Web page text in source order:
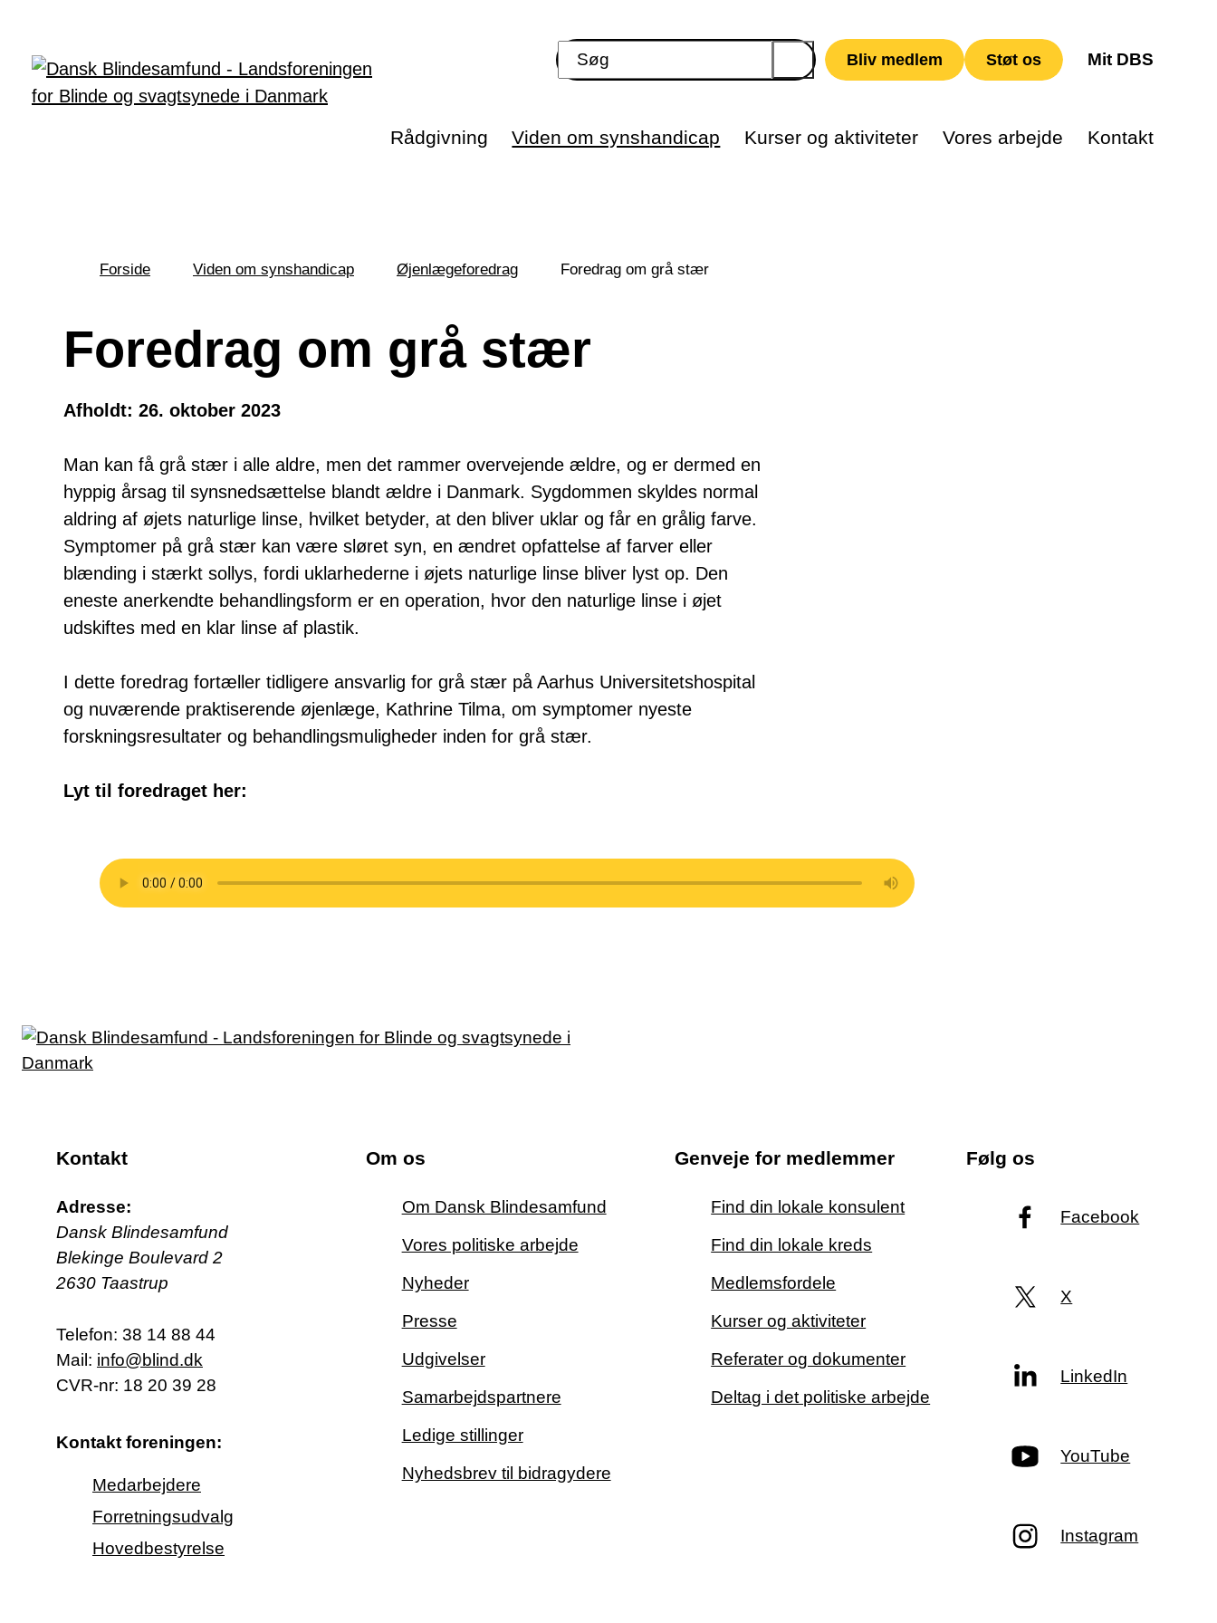
Bliv medlem Støt os Mit DBS
Rådgivning Viden om synshandicap Kurser og aktiviteter Vores arbejde Kontakt
her:
Forside Viden om synshandicap Øjenlægeforedrag Foredrag om grå stær
Foredrag om grå stær
Afholdt: 26. oktober 2023
Man kan få grå stær i alle aldre, men det rammer overvejende ældre, og er dermed en
hyppig årsag til synsnedsættelse blandt ældre i Danmark. Sygdommen skyldes normal
aldring af øjets naturlige linse, hvilket betyder, at den bliver uklar og får en grålig farve.
Symptomer på grå stær kan være sløret syn, en ændret opfattelse af farver eller
blænding i stærkt sollys, fordi uklarhederne i øjets naturlige linse bliver lyst op. Den
eneste anerkendte behandlingsform er en operation, hvor den naturlige linse i øjet
udskiftes med en klar linse af plastik.
I dette foredrag fortæller tidligere ansvarlig for grå stær på Aarhus Universitetshospital
og nuværende praktiserende øjenlæge, Kathrine Tilma, om symptomer nyeste
forskningsresultater og behandlingsmuligheder inden for grå stær.
Lyt til foredraget her:
Kontakt
Adresse:
Dansk Blindesamfund
Blekinge Boulevard 2
2630 Taastrup
Telefon: 38 14 88 44
Mail: info@blind.dk
CVR-nr: 18 20 39 28
Kontakt foreningen:
Medarbejdere
Forretningsudvalg
Hovedbestyrelse
Om os
Om Dansk Blindesamfund
Vores politiske arbejde
Nyheder
Presse
Udgivelser
Samarbejdspartnere
Ledige stillinger
Nyhedsbrev til bidragydere
Genveje for medlemmer
Find din lokale konsulent
Find din lokale kreds
Medlemsfordele
Kurser og aktiviteter
Referater og dokumenter
Deltag i det politiske arbejde
Følg os
Facebook
X
LinkedIn
YouTube
Instagram